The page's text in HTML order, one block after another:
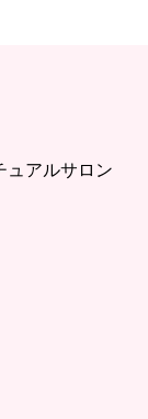
ュアルサロン